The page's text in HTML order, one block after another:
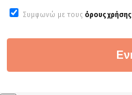
Συμφωνώ με τους όρους χρήσης